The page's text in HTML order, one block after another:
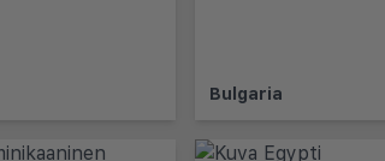
Bulgaria